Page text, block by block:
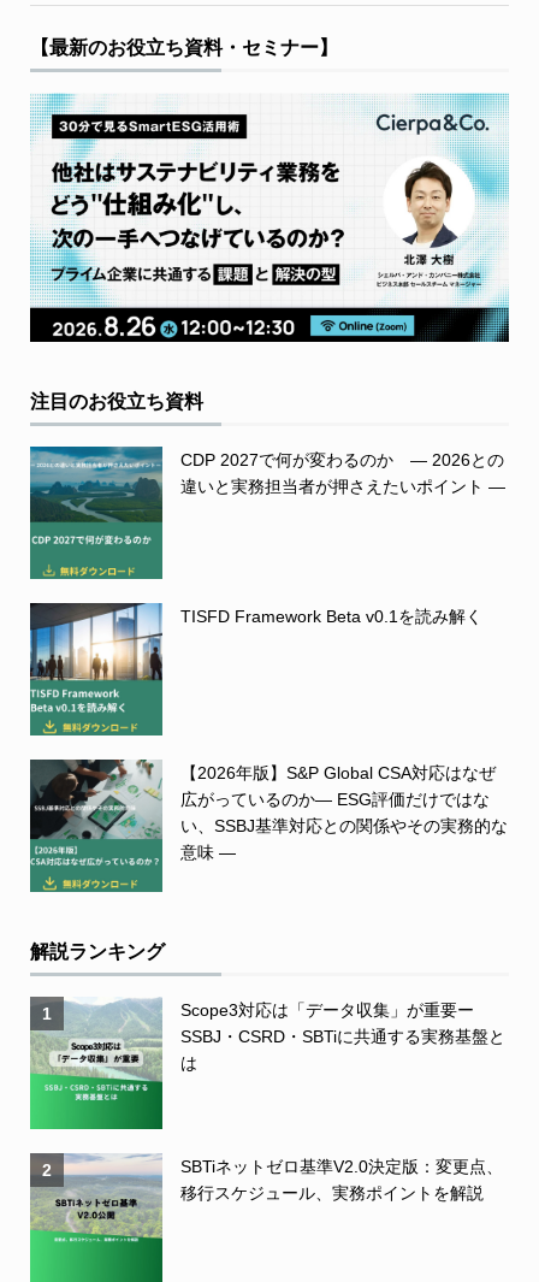
【最新のお役立ち資料・セミナー】
注目のお役立ち資料
CDP 2027で何が変わるのか ― 2026との
違いと実務担当者が押さえたいポイント ―
TISFD Framework Beta v0.1を読み解く
【2026年版】S&P Global CSA対応はなぜ
広がっているのか― ESG評価だけではな
い、SSBJ基準対応との関係やその実務的な
意味 ―
解説ランキング
1
Scope3対応は「データ収集」が重要ー
SSBJ・CSRD・SBTiに共通する実務基盤と
は
2
SBTiネットゼロ基準V2.0決定版：変更点、
移行スケジュール、実務ポイントを解説